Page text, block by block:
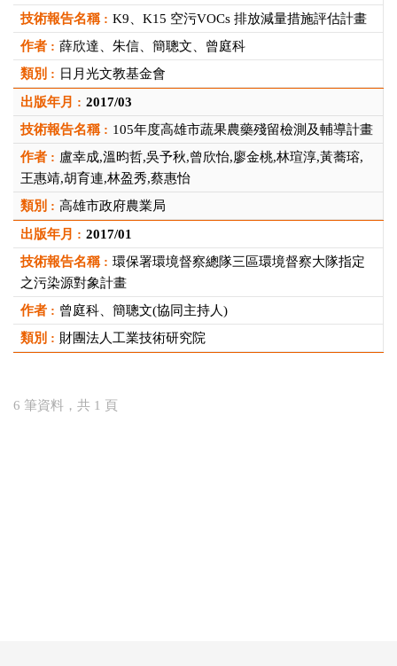
K9、K15 空污VOCs 排放減量措施評估計畫
薛欣達、朱信、簡聰文、曾庭科
日月光文教基金會
2017/03
105年度高雄市蔬果農藥殘留檢測及輔導計畫
盧幸成,溫昀哲,吳予秋,曾欣怡,廖金桃,林瑄淳,黃蕎瑢,
王惠靖,胡育連,林盈秀,蔡惠怡
高雄市政府農業局
2017/01
環保署環境督察總隊三區環境督察大隊指定
之污染源對象計畫
曾庭科、簡聰文(協同主持人)
財團法人工業技術研究院
6 筆資料，共 1 頁